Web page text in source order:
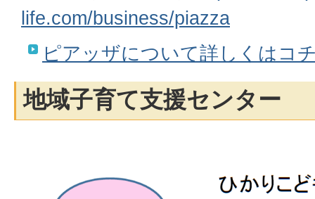
life.com/business/piazza
ピアッザについて詳しくはコ
地域子育て支援センター